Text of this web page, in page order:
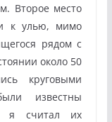
Второе место
к улью, мимо
рядом с
около 50
круговыми
известны
я считал их